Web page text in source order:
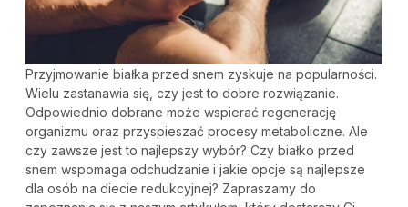
Przyjmowanie białka przed snem zyskuje na popularności.
Wielu zastanawia się, czy jest to dobre rozwiązanie.
Odpowiednio dobrane może wspierać regenerację
organizmu oraz przyspieszać procesy metaboliczne. Ale
czy zawsze jest to najlepszy wybór? Czy białko przed
snem wspomaga odchudzanie i jakie opcje są najlepsze
dla osób na diecie redukcyjnej? Zapraszamy do